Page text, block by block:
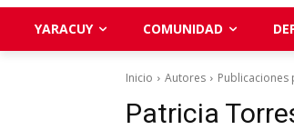
YARACUY COMUNIDAD
Inicio Autores Publicaciones
Patricia